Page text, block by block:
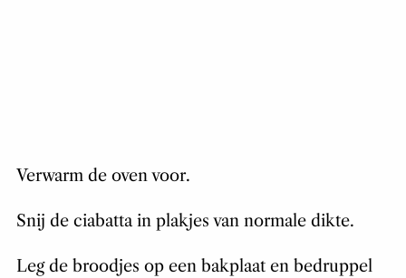
Verwarm de oven voor.
Snij de ciabatta in plakjes van normale dikte.
Leg de broodjes op een bakplaat en bedruppel